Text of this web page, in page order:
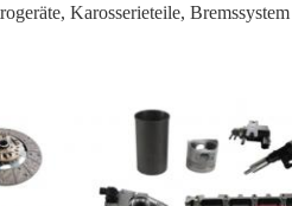
Karosserieteile,